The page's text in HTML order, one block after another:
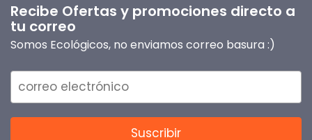
Recibe Ofertas y promociones directo a
tu correo
Somos Ecológicos, no enviamos correo basura :)